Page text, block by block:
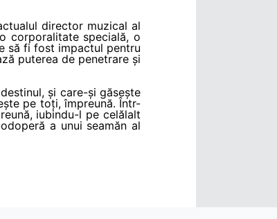
director muzical al
corporalitate specială, o
să fi fost impactul pentru
puterea de penetrare și
și care-și găsește
pe toți, împreună. Într-
iubindu-l pe celălalt
a unui seamăn al